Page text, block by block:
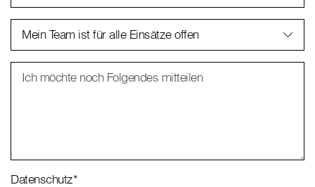
Mein Team ist für alle Einsätze offen
Ich möchte noch Folgendes mitteilen
Datenschutz*